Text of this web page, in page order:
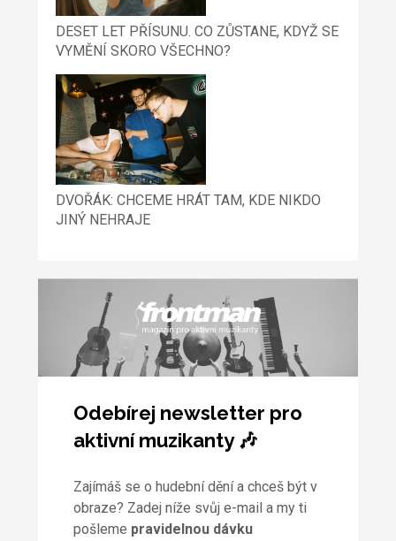
DESET LET PŘÍSUNU. CO ZŮSTANE, KDYŽ SE
VYMĚNÍ SKORO VŠECHNO?
DVOŘÁK: CHCEME HRÁT TAM, KDE NIKDO
JINÝ NEHRAJE
Odebírej newsletter pro
aktivní muzikanty 🎶
Zajímáš se o hudební dění a chceš být v
obraze? Zadej níže svůj e-mail a my ti
pošleme pravidelnou dávku